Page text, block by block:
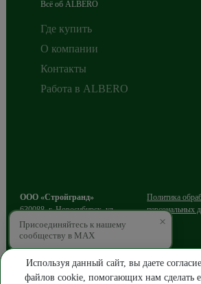
×
Присоединяйтесь к нашему
сообществу в MAX
Всё об ALBERO
Где купить
О компании
Контакты
Работа в ALBERO
ООО «Стройгранд»
630088,г. Новосибирск,ул.
Сибиряков-Гвардейцев, д.49/3, этаж
2
ИНН 5403216812
ОГРН 1085403016643
Политика
персональных
Используя данный сайт, вы даете
файлов cookie, помогающих нам сделать